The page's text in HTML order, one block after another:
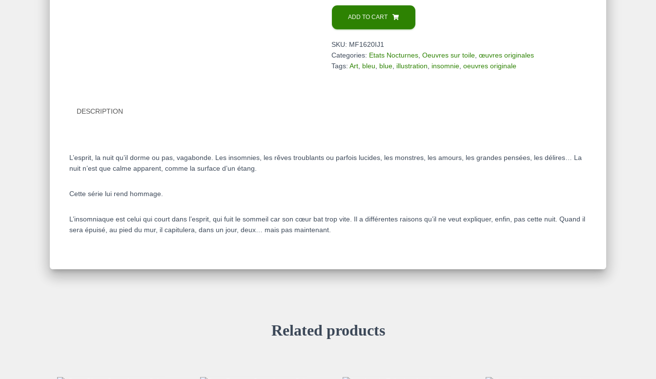
L'insomniaque
jeudi
16"
x
20"
ADD TO CART
SKU: MF1620IJ1
Categories: Etats Nocturnes Oeuvres sur toile œuvres originales
Tags: Art bleu blue illustration insomnie oeuvres originale
DESCRIPTION
L’esprit, la nuit qu’il dorme ou pas, vagabonde. Les insomnies, les rêves troublants ou parfois lucides, les monstres, les amours, les grandes pensées, les délires… La
nuit n’est que calme apparent, comme la surface d’un étang.
Cette série lui rend hommage.
L’insomniaque est celui qui court dans l’esprit, qui fuit le sommeil car son cœur bat trop vite. Il a différentes raisons qu’il ne veut expliquer, enfin, pas cette nuit. Quand il
sera épuisé, au pied du mur, il capitulera, dans un jour, deux… mais pas maintenant.
Related products